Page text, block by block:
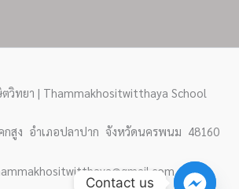
ตวิทยา | Thammakhositwitthaya School
สูง อำเภอปลาปาก จังหวัดนครพนม 48160
Contact us